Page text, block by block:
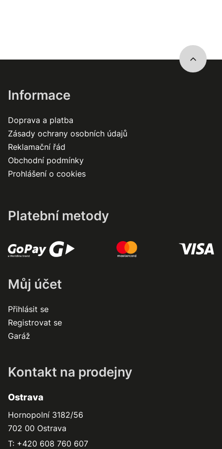
Informace
Doprava a platba
Zásady ochrany osobních údajů
Reklamační řád
Obchodní podmínky
Prohlášení o cookies
Platební metody
Můj účet
Přihlásit se
Registrovat se
Garáž
Kontakt na prodejny
Ostrava
Hornopolní 3182/56
702 00 Ostrava
T: +420 608 760 607